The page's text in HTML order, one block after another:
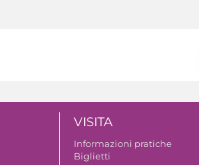
VISITA
Informazioni pratiche
Biglietti